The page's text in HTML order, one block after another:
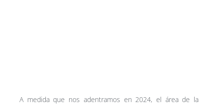
A medida que nos adentramos en 2024, el área de la